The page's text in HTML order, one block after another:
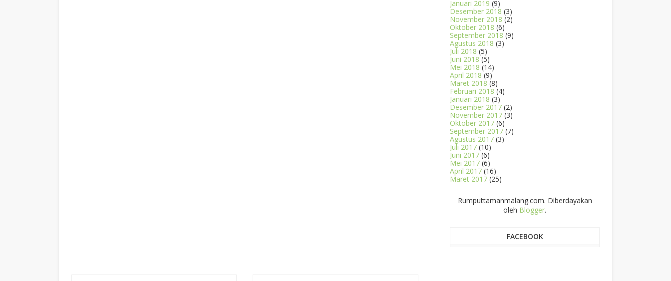
Januari 2019 (9)
Desember 2018 (3)
November 2018 (2)
Oktober 2018 (6)
September 2018 (9)
Agustus 2018 (3)
Juli 2018 (5)
Juni 2018 (5)
Mei 2018 (14)
April 2018 (9)
Maret 2018 (8)
Februari 2018 (4)
Januari 2018 (3)
Desember 2017 (2)
November 2017 (3)
Oktober 2017 (6)
September 2017 (7)
Agustus 2017 (3)
Juli 2017 (10)
Juni 2017 (6)
Mei 2017 (6)
April 2017 (16)
Maret 2017 (25)
Rumputtamanmalang.com. Diberdayakan
oleh Blogger.
FACEBOOK